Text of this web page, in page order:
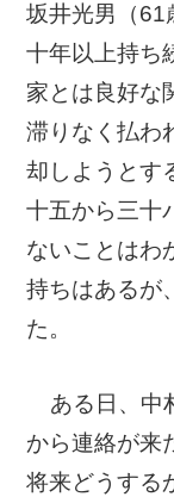
坂井光男（61
十年以上持ち
家とは良好な
滞りなく払わ
却しようとす
十五から三十
ないことはわ
持ちはあるが
た。
ある日、中
から連絡が来
将来どうする